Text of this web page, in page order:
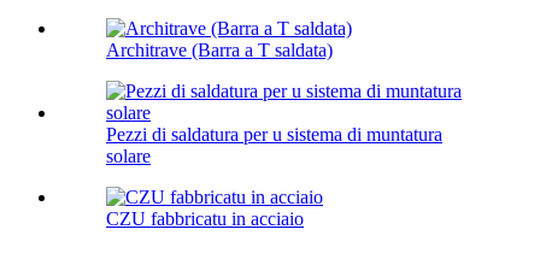
Architrave (Barra a T saldata)
Pezzi di saldatura per u sistema di muntatura
solare
CZU fabbricatu in acciaio